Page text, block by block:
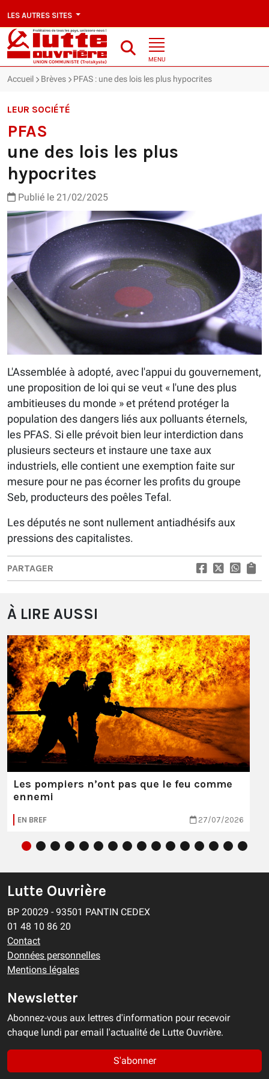
LES AUTRES SITES
MENU
Accueil Brèves PFAS : une des lois les plus hypocrites
LEUR SOCIÉTÉ
PFAS
une des lois les plus
hypocrites
Publié le 21/02/2025
L'Assemblée à adopté, avec l'appui du gouvernement,
une proposition de loi qui se veut « l'une des plus
ambitieuses du monde » et prétend protéger la
population des dangers liés aux polluants éternels,
les PFAS. Si elle prévoit bien leur interdiction dans
plusieurs secteurs et instaure une taxe aux
industriels, elle contient une exemption faite sur
mesure pour ne pas écorner les profits du groupe
Seb, producteurs des poêles Tefal.
Les députés ne sont nullement antiadhésifs aux
pressions des capitalistes.
PARTAGER
À LIRE AUSSI
Les pompiers n’ont pas que le feu comme
ennemi
EN BREF 27/07/2026
Lutte Ouvrière
BP 20029 - 93501 PANTIN CEDEX
01 48 10 86 20
Contact
Données personnelles
Mentions légales
Newsletter
Abonnez-vous aux lettres d'information pour recevoir
chaque lundi par email l'actualité de Lutte Ouvrière.
S'abonner